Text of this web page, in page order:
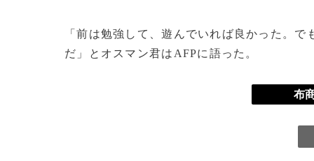
「前は勉強して、遊んでいれば良かった。
だ」とオスマン君はAFPに語った。
布